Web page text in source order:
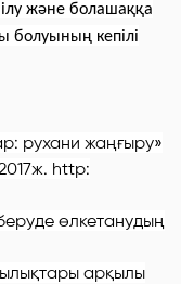
және болашаққа
болуының кепілі
рухани жаңғыру»
http:
өлкетанудың
арқылы